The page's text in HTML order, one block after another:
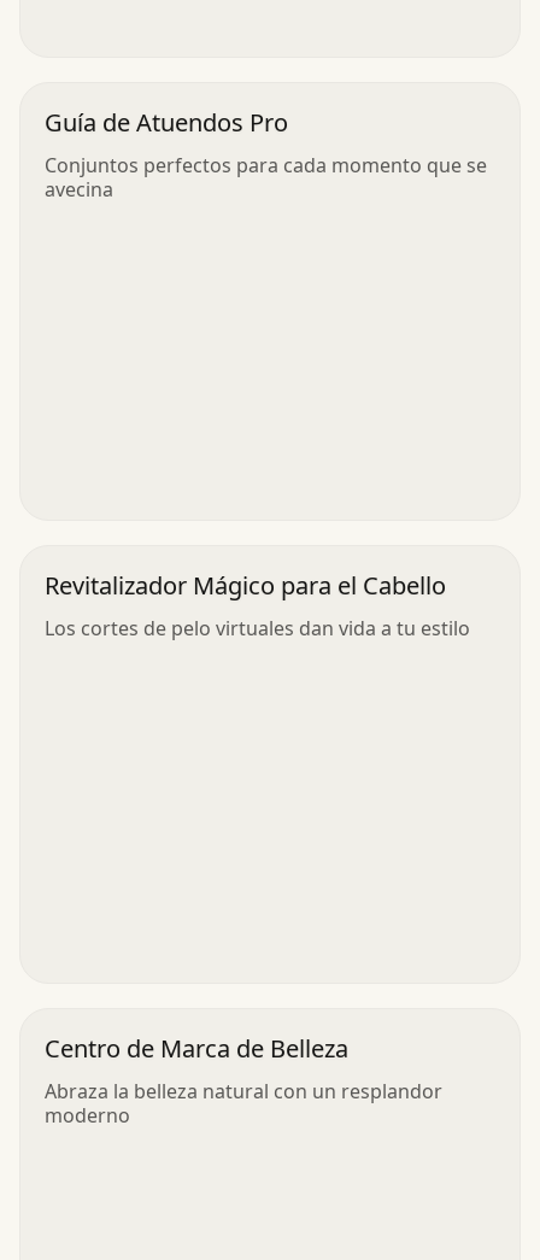
Guía de Atuendos Pro
Conjuntos perfectos para cada momento que se
avecina
Revitalizador Mágico para el Cabello
Los cortes de pelo virtuales dan vida a tu estilo
Centro de Marca de Belleza
Abraza la belleza natural con un resplandor
moderno